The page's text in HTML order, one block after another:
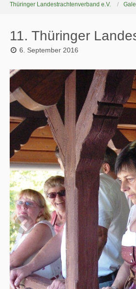
Thüringer Landestrachtenverband e.V.
11. Thüringer
6. September 2016